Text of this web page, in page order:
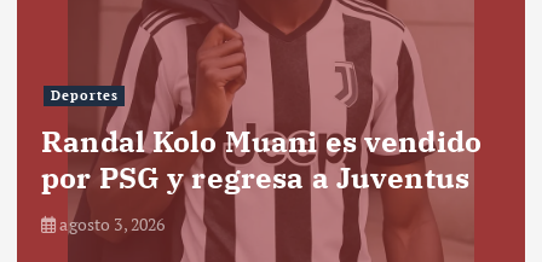
Deportes
Randal Kolo Muani es vendido
por PSG y regresa a Juventus
agosto 3, 2026